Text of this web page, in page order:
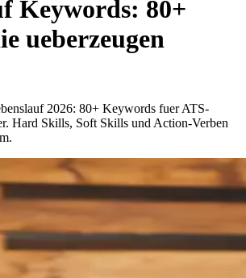
Keywords: 80+
ueberzeugen
2026: 80+ Keywords fuer ATS-
Hard Skills, Soft Skills und Action-Verben